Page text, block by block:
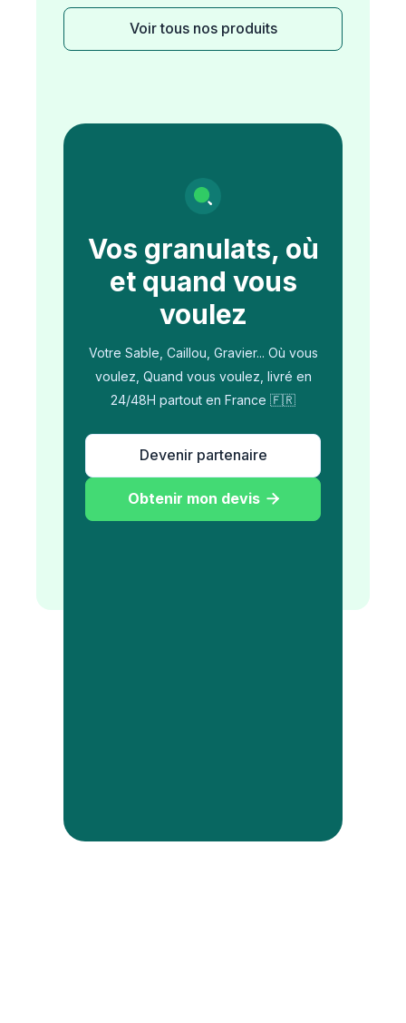
Voir tous nos produits
Vos granulats, où
et quand vous
voulez
Votre Sable, Caillou, Gravier... Où vous
voulez, Quand vous voulez, livré en
24/48H partout en France 🇫🇷
Devenir partenaire
Obtenir mon devis 